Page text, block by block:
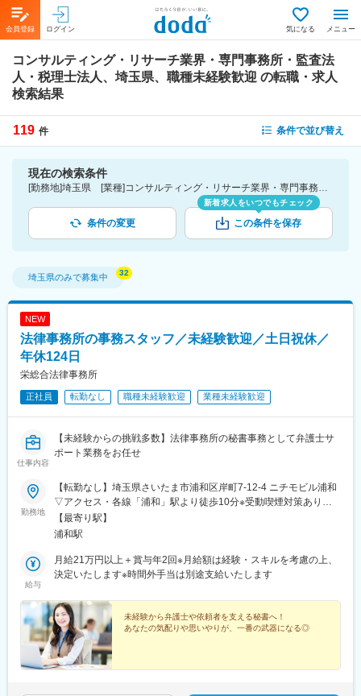
会員登録 ログイン 気になる メニュー
コンサルティング・リサーチ業界・専門事務所・監査法
人・税理士法人、埼玉県、職種未経験歓迎 の転職・求人
検索結果
119 件 条件で並び替え
現在の検索条件
[勤務地]埼玉県 [業種]コンサルティング・リサーチ業界・専門事務所・監査法人・税理士法人 [こだわり条件ピックアップ]職種未経験歓迎 [詳細条件](募集・採用情報)職種未経験歓迎
条件の変更
新着求人をいつでもチェック
この条件を保存
埼玉県のみで募集中
NEW
法律事務所の事務スタッフ／未経験歓迎／土日祝休／
年休124日
栄総合法律事務所
正社員 転勤なし 職種未経験歓迎 業種未経験歓迎
仕事内容
【未経験からの挑戦多数】法律事務所の秘書事務として弁護士サ
ポート業務をお任せ
勤務地
【転勤なし】埼玉県さいたま市浦和区岸町7-12-4 ニチモビル浦和
▽アクセス・各線「浦和」駅より徒歩10分※受動喫煙対策あり：
屋内全面禁煙
【最寄り駅】
浦和駅
給与
月給21万円以上＋賞与年2回※月給額は経験・スキルを考慮の上、
決定いたします※時間外手当は別途支給いたします
未経験から弁護士や依頼者を支える秘書へ！
あなたの気配りや思いやりが、一番の武器になる◎